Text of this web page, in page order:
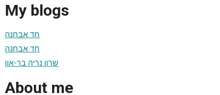
My blogs
חד אבחנה
חד אבחנה
שרון נריה בר-און
About me